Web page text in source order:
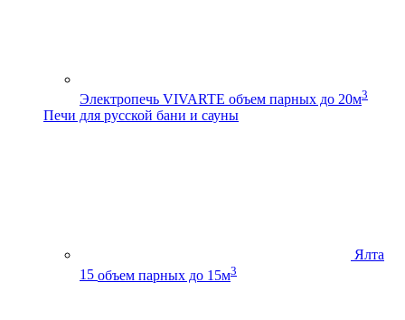
Электропечь VIVARTE объем парных до 20м3
Печи для русской бани и сауны
Ялта
15 объем парных до 15м3